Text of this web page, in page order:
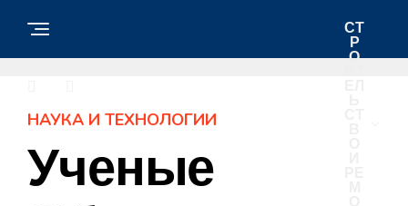
СТ
Р
О
НАУКА И ТЕХНОЛОГИИ
Ученые